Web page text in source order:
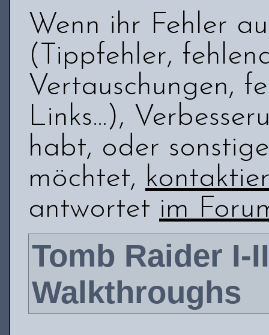
Wenn ihr Fehler
(Tippfehler,
Vertauschungen,
Links...),
habt, oder
möchtet,
antwortet im
Tomb Raider I-
Walkthroughs